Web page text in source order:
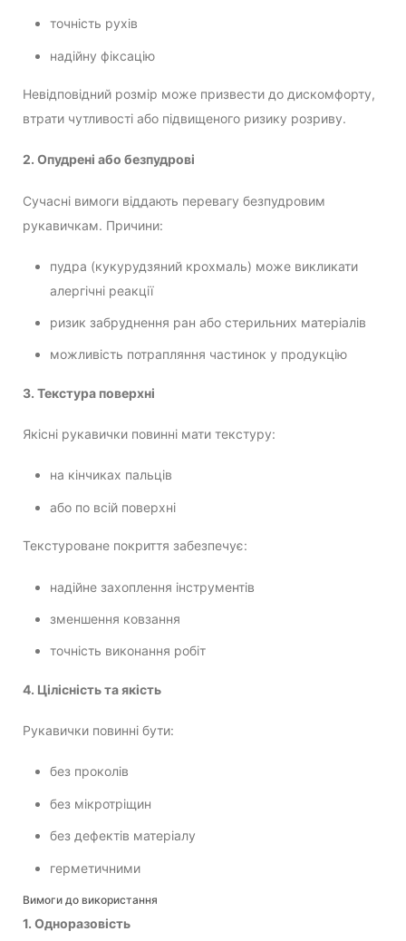
точність рухів
надійну фіксацію
Невідповідний розмір може призвести до дискомфорту,
втрати чутливості або підвищеного ризику розриву.
2. Опудрені або безпудрові
Сучасні вимоги віддають перевагу безпудровим
рукавичкам. Причини:
пудра (кукурудзяний крохмаль) може викликати
алергічні реакції
ризик забруднення ран або стерильних матеріалів
можливість потрапляння частинок у продукцію
3. Текстура поверхні
Якісні рукавички повинні мати текстуру:
на кінчиках пальців
або по всій поверхні
Текстуроване покриття забезпечує:
надійне захоплення інструментів
зменшення ковзання
точність виконання робіт
4. Цілісність та якість
Рукавички повинні бути:
без проколів
без мікротріщин
без дефектів матеріалу
герметичними
Вимоги до використання
1. Одноразовість